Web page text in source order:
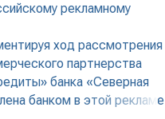
рекламному
ход рассмотрения
партнерства
банка «Северная
банком в этой рекламе